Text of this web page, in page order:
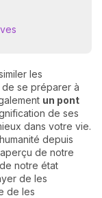
les
se préparer à
un pont
de ses
dans votre vie.
depuis
de notre
notre état
de les
de les